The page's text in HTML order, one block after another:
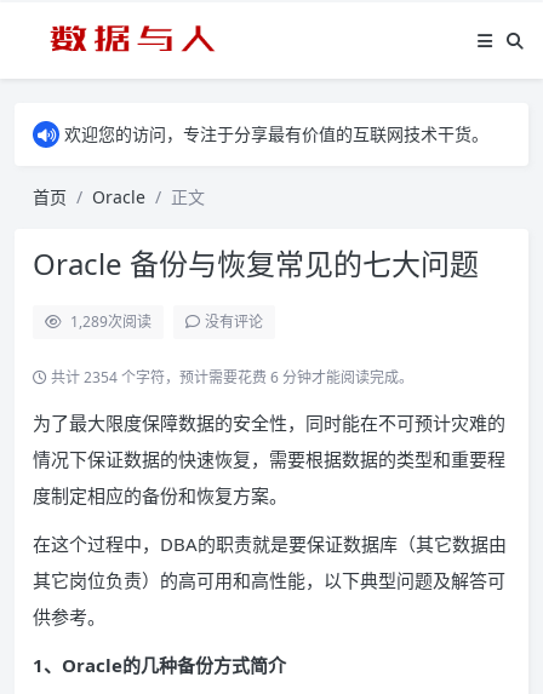
欢迎您的访问，专注于分享最有价值的互联网技术干货。
首页 Oracle 正文
Oracle 备份与恢复常见的七大问题
1,289次阅读 没有评论
共计 2354 个字符，预计需要花费 6 分钟才能阅读完成。
为了最大限度保障数据的安全性，同时能在不可预计灾难的
情况下保证数据的快速恢复，需要根据数据的类型和重要程
度制定相应的备份和恢复方案。
在这个过程中，DBA的职责就是要保证数据库（其它数据由
其它岗位负责）的高可用和高性能，以下典型问题及解答可
供参考。
1、Oracle的几种备份方式简介